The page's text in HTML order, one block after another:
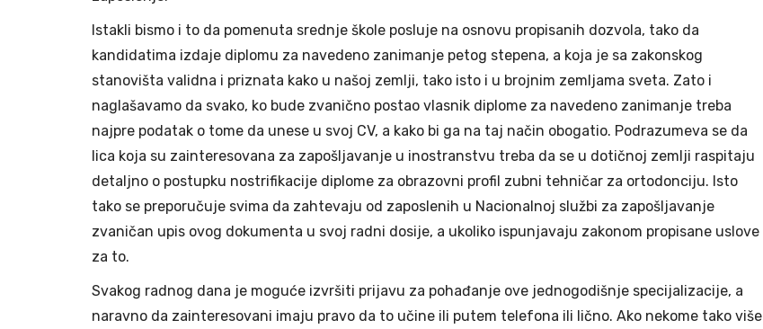
Istakli bismo i to da pomenuta srednje škole posluje na osnovu propisanih dozvola, tako da
kandidatima izdaje diplomu za navedeno zanimanje petog stepena, a koja je sa zakonskog
stanovišta validna i priznata kako u našoj zemlji, tako isto i u brojnim zemljama sveta. Zato i
naglašavamo da svako, ko bude zvanično postao vlasnik diplome za navedeno zanimanje treba
najpre podatak o tome da unese u svoj CV, a kako bi ga na taj način obogatio. Podrazumeva se da
lica koja su zainteresovana za zapošljavanje u inostranstvu treba da se u dotičnoj zemlji raspitaju
detaljno o postupku nostrifikacije diplome za obrazovni profil zubni tehničar za ortodonciju. Isto
tako se preporučuje svima da zahtevaju od zaposlenih u Nacionalnoj službi za zapošljavanje
zvaničan upis ovog dokumenta u svoj radni dosije, a ukoliko ispunjavaju zakonom propisane uslove
za to.
Svakog radnog dana je moguće izvršiti prijavu za pohađanje ove jednogodišnje specijalizacije, a
naravno da zainteresovani imaju pravo da to učine ili putem telefona ili lično. Ako nekome tako više